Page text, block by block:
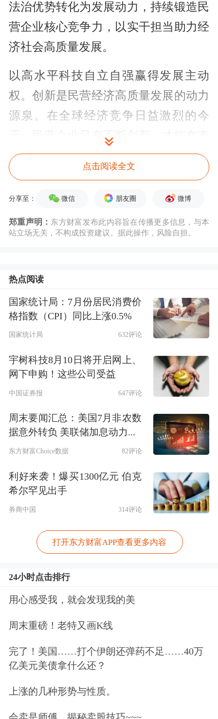
法治优势转化为发展动力，持续锻造民
营企业核心竞争力，以实干担当助力经
济社会高质量发展。
以高水平科技自立自强赢得发展主动
权。创新是民营经济高质量发展的动力
源泉。在全球经济竞争日益激烈的今
天，民营企业只有不断创新，才能在市
场中立足。民营经济促进法中设有“科
技创新”专章，在法律层面为民企科技
创新提供了全方位多层次的制度性保
障。当前新旧动能转换的“阵痛期”，恰
是民营企业锤炼内功、创新制胜的窗口
可替代的硬核科技实力，凭借自主创新
成果赢得市场认可、夯实长期发展根
基。
营经济促进法鼓励各类单位与民营经济
组织创新合作机制，推动产学研深度融
享，从制度层面为民营企业开展科技创
新配齐资源、搭建平台、筑牢保障。广
高效畅通的政企校协同创新体系，持续
探索多元化、差异化创新合作新模式。
创新资源，赋予企业更多项目研发主导
要素供给支撑，依托市场驱动与政府引
导双向发力，推动创新链、产业链、资
金链、人才链深度融合。
以合规经营护航民营企业行稳致远。民
营经济促进法为合规经营划定清晰边
界、明确行为准则，为企业创新经营搭
建稳定可预期的法治框架，有效降低发
点击阅读全文
分享至： 微信 朋友圈 微博
郑重声明： 东方财富发布此内容旨在传播更多信息，与本
站立场无关，不构成投资建议。据此操作，风险自担。
热点阅读
国家统计局：7月份居民消费价
格指数（CPI）同比上涨0.5%
国家统计局 632评论
宇树科技8月10日将开启网上、
网下申购！这些公司受益
中国证券报 647评论
周末要闻汇总：美国7月非农数
据意外转负 美联储加息动力...
东方财富Choice数据 82评论
利好来袭！爆买1300亿元 伯克
希尔罕见出手
券商中国 314评论
打开东方财富APP查看更多内容
24小时点击排行
用心感受我，就会发现我的美
周末重磅！老特又画K线
完了！美国……打个伊朗还弹药不足……40万
亿美元美债拿什么还？
上涨的几种形势与性质。